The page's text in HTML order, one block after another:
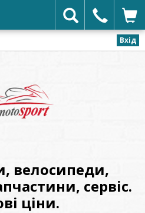
Вхід
велосипеди,
сервіс.
ціни.